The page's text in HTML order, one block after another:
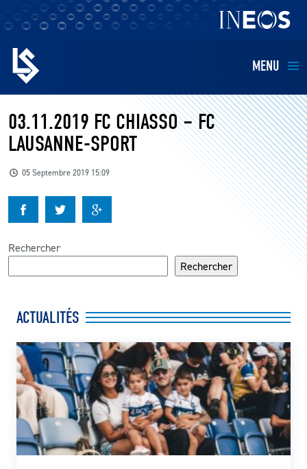
MENU
EQUIPES
BILLETTERIE
KIDS
CLUB
CONTACT
ACTUALITÉS
LS E-SHOP
03.11.2019 FC CHIASSO – FC
LAUSANNE-SPORT
05 Septembre 2019 15:09
Rechercher
Rechercher
ACTUALITÉS